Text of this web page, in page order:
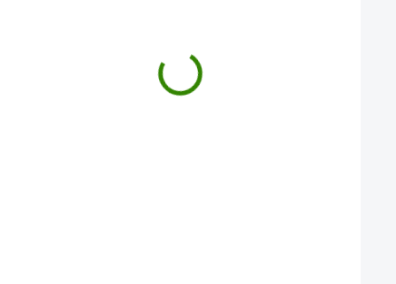
Ašvaganda prášek XL 600 g